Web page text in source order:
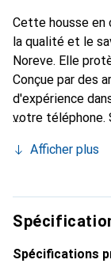
Cette housse en
la qualité et le
Noreve. Elle
Conçue par des
d'expérience
votre téléphone.
l'accessoire chic
haute qualité, la
une clientèle
Afficher plus
Spécifications